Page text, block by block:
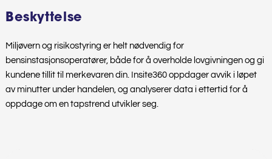
Beskyttelse
Miljøvern og risikostyring er helt nødvendig for
bensinstasjonsoperatører, både for å overholde lovgivningen og gi
kundene tillit til merkevaren din. Insite360 oppdager avvik i løpet
av minutter under handelen, og analyserer data i ettertid for å
oppdage om en tapstrend utvikler seg.